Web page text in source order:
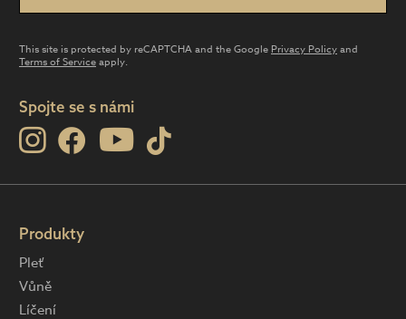
This site is protected by reCAPTCHA and the Google Privacy Policyand
Terms of Serviceapply.
Spojte se s námi
Produkty
Pleť
Vůně
Líčení